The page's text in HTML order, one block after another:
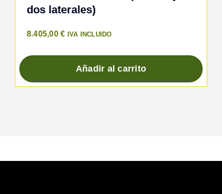
dos laterales)
8.405,00€ IVA INCLUIDO
Añadir al carrito